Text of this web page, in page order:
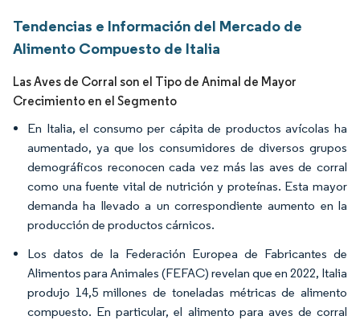
Tendencias e Información del Mercado de
Alimento Compuesto de Italia
Las Aves de Corral son el Tipo de Animal de Mayor
Crecimiento en el Segmento
En Italia, el consumo per cápita de productos avícolas ha
aumentado, ya que los consumidores de diversos grupos
demográficos reconocen cada vez más las aves de corral
como una fuente vital de nutrición y proteínas. Esta mayor
demanda ha llevado a un correspondiente aumento en la
producción de productos cárnicos.
Los datos de la Federación Europea de Fabricantes de
Alimentos para Animales (FEFAC) revelan que en 2022, Italia
produjo 14,5 millones de toneladas métricas de alimento
compuesto. En particular, el alimento para aves de corral